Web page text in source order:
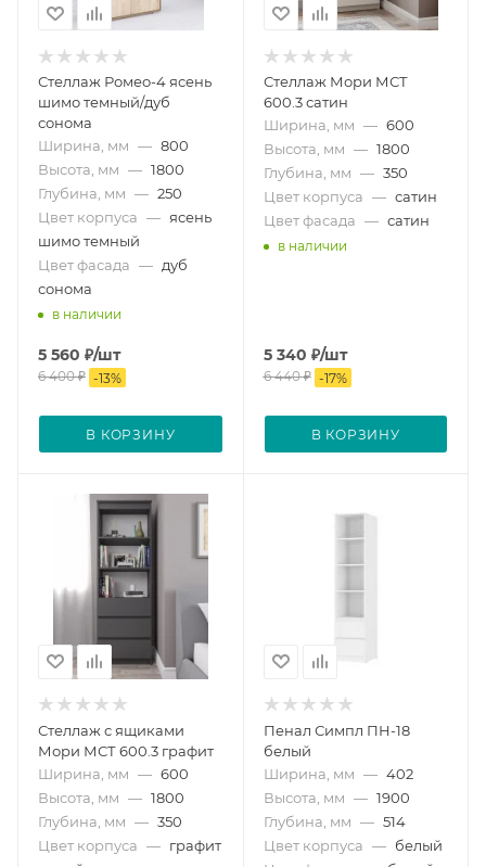
Стеллаж Ромео-4 ясень
шимо темный/дуб
сонома
Ширина, мм — 800
Высота, мм — 1800
Глубина, мм — 250
Цвет корпуса — ясень
шимо темный
Цвет фасада — дуб
сонома
в наличии
5 560 ₽/шт
6 400₽ -13%
В КОРЗИНУ
Стеллаж Мори МСТ
600.3 сатин
Ширина, мм — 600
Высота, мм — 1800
Глубина, мм — 350
Цвет корпуса — сатин
Цвет фасада — сатин
в наличии
5 340 ₽/шт
6 440₽ -17%
В КОРЗИНУ
Стеллаж с ящиками
Мори МСТ 600.3 графит
Ширина, мм — 600
Высота, мм — 1800
Глубина, мм — 350
Цвет корпуса — графит
Пенал Симпл ПН-18
белый
Ширина, мм — 402
Высота, мм — 1900
Глубина, мм — 514
Цвет корпуса — белый